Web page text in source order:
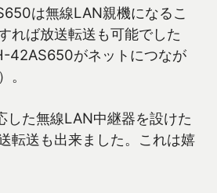
は無線LAN親機になるこ
れば放送転送も可能でした
42AS650がネットにつなが
。
した無線LAN中継器を設けた
転送も出来ました。これは嬉